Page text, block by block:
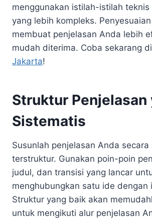
menggunakan istilah-istilah
yang lebih kompleks.
membuat penjelasan Anda lebih
mudah diterima. Coba sekarang di
Jakarta!
Struktur Penjelasan
Sistematis
Susunlah penjelasan Anda
terstruktur. Gunakan poin-poin
judul, dan transisi yang lancar
menghubungkan satu ide dengan
Struktur yang baik akan
untuk mengikuti alur penjelasan